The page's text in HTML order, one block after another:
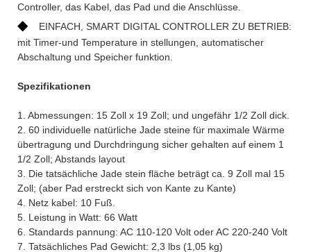
Controller, das Kabel, das Pad und die Anschlüsse.
◆
EINFACH, SMART DIGITAL CONTROLLER ZU BETRIEB:
mit Timer-und Temperature in stellungen, automatischer
Abschaltung und Speicher funktion.
Spezifikationen
1. Abmessungen: 15 Zoll x 19 Zoll; und ungefähr 1/2 Zoll dick.
2. 60 individuelle natürliche Jade steine für maximale Wärme
übertragung und Durchdringung sicher gehalten auf einem 1
1/2 Zoll; Abstands layout
3. Die tatsächliche Jade stein fläche beträgt ca. 9 Zoll mal 15
Zoll; (aber Pad erstreckt sich von Kante zu Kante)
4. Netz kabel: 10 Fuß.
5. Leistung in Watt: 66 Watt
6. Standards pannung: AC 110-120 Volt oder AC 220-240 Volt
7. Tatsächliches Pad Gewicht: 2,3 lbs (1,05 kg)